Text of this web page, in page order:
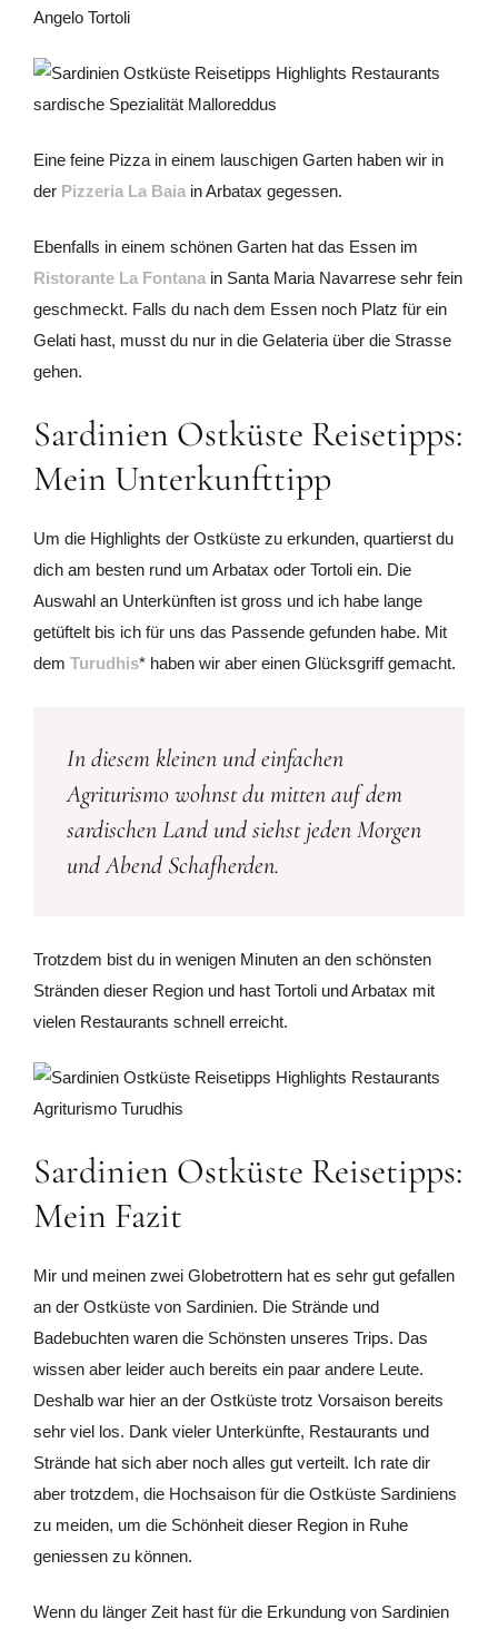
Eine feine Pizza in einem lauschigen Garten haben wir in
der Pizzeria La Baia in Arbatax gegessen.
Ebenfalls in einem schönen Garten hat das Essen im
Ristorante La Fontana in Santa Maria Navarrese sehr fein
geschmeckt. Falls du nach dem Essen noch Platz für ein
Gelati hast, musst du nur in die Gelateria über die Strasse
gehen.
Sardinien Ostküste Reisetipps:
Mein Unterkunfttipp
Um die Highlights der Ostküste zu erkunden, quartierst du
dich am besten rund um Arbatax oder Tortoli ein. Die
Auswahl an Unterkünften ist gross und ich habe lange
getüftelt bis ich für uns das Passende gefunden habe. Mit
dem Turudhis* haben wir aber einen Glücksgriff gemacht.
In diesem kleinen und einfachen
Agriturismo wohnst du mitten auf dem
sardischen Land und siehst jeden Morgen
und Abend Schafherden.
Trotzdem bist du in wenigen Minuten an den schönsten
Stränden dieser Region und hast Tortoli und Arbatax mit
vielen Restaurants schnell erreicht.
Sardinien Ostküste Reisetipps:
Mein Fazit
Mir und meinen zwei Globetrottern hat es sehr gut gefallen
an der Ostküste von Sardinien. Die Strände und
Badebuchten waren die Schönsten unseres Trips. Das
wissen aber leider auch bereits ein paar andere Leute.
Deshalb war hier an der Ostküste trotz Vorsaison bereits
sehr viel los. Dank vieler Unterkünfte, Restaurants und
Strände hat sich aber noch alles gut verteilt. Ich rate dir
aber trotzdem, die Hochsaison für die Ostküste Sardiniens
zu meiden, um die Schönheit dieser Region in Ruhe
geniessen zu können.
Wenn du länger Zeit hast für die Erkundung von Sardinien